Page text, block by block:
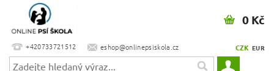
+420733721512 eshop@onlinepsiskola.cz CZK EUR
0 Kč